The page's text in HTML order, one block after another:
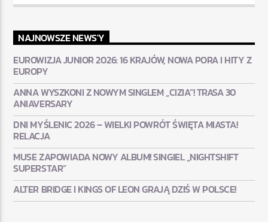
NAJNOWSZE NEWS'Y
EUROWIZJA JUNIOR 2026: 16 KRAJÓW, NOWA PORA I HITY Z
EUROPY
ANNA WYSZKONI Z NOWYM SINGLEM „CIZIA”! TRASA 30
ANIAVERSARY
DNI MYŚLENIC 2026 – WIELKI POWRÓT ŚWIĘTA MIASTA!
RELACJA
MUSE ZAPOWIADA NOWY ALBUM! SINGIEL „NIGHTSHIFT
SUPERSTAR”
ALTER BRIDGE I KINGS OF LEON GRAJĄ DZIŚ W POLSCE!